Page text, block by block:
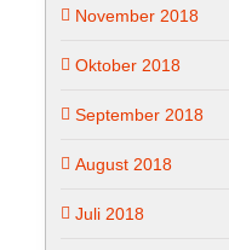
November 2018
Oktober 2018
September 2018
August 2018
Juli 2018